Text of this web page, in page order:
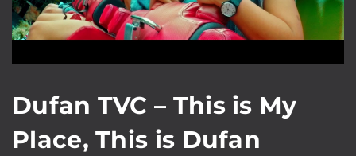
Dufan TVC – This is My
Place, This is Dufan